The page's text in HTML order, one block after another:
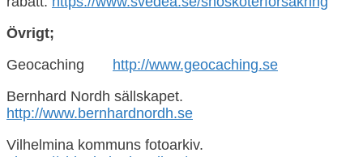
Övrigt;
Geocaching http://www.geocaching.se
Bernhard Nordh sällskapet.
http://www.bernhardnordh.se
Vilhelmina kommuns fotoarkiv.